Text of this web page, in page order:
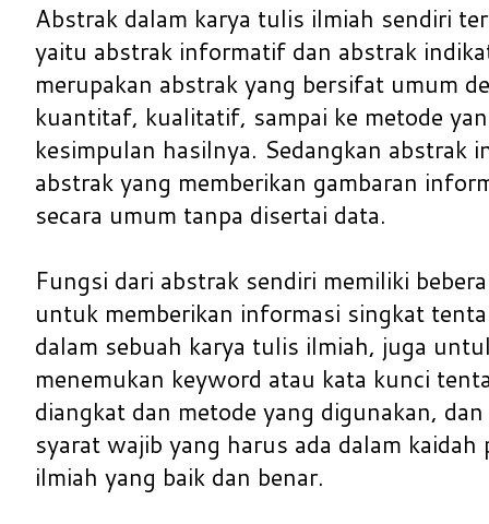
Abstrak dalam karya tulis ilmiah sendiri
yaitu abstrak informatif dan abstrak
merupakan abstrak yang bersifat umum
kuantitaf, kualitatif, sampai ke metode
kesimpulan hasilnya. Sedangkan abstrak
abstrak yang memberikan gambaran
secara umum tanpa disertai data.
Fungsi dari abstrak sendiri memiliki
untuk memberikan informasi singkat
dalam sebuah karya tulis ilmiah, juga
menemukan keyword atau kata kunci
diangkat dan metode yang digunakan,
syarat wajib yang harus ada dalam
ilmiah yang baik dan benar.